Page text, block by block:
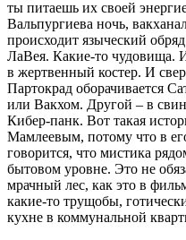
ты питаешь их своей
Вальпургиева ночь,
происходит языческий
ЛаВея. Какие-то чудовища.
в жертвенный костер. И
Партокрад оборачивается
или Вакхом. Другой – в
Кибер-панк. Вот такая
Мамлеевым, потому что в
говорится, что мистика
бытовом уровне. Это не
мрачный лес, как это в
какие-то трущобы,
кухне в коммунальной